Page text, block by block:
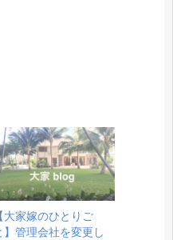
【大家嫁のひとりご
】管理会社を変更し